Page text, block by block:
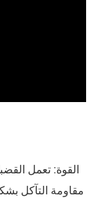
الفولاذية
كبير مع الحفاظ